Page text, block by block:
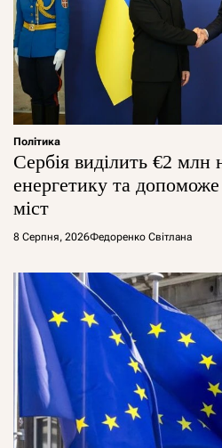
Політика
Сербія виділить €2 млн
енергетику та допоможе
міст
8 Серпня, 2026Федоренко Світлана